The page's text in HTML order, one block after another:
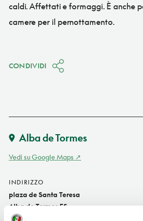
caldi. Affettati e formaggi. È anche
camere per il pernottamento.
CONDIVIDI
Alba de Tormes
Vedi su Google Maps
INDIRIZZO
plaza de Santa Teresa
Alba de Tormes ES